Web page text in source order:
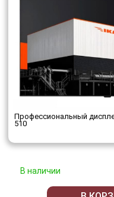
Профессиональный
510
В наличии